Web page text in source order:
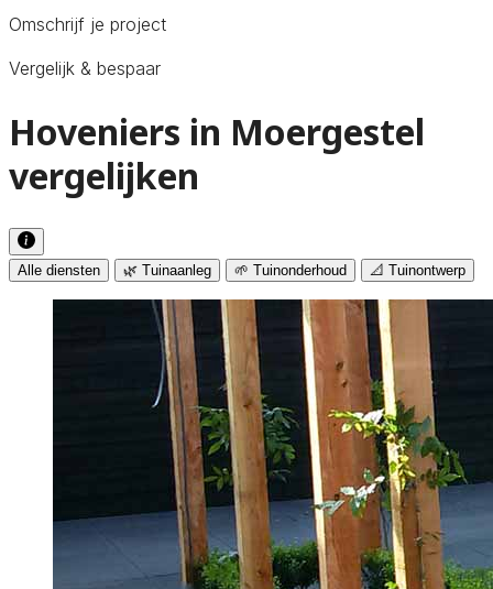
Omschrijf je project
Vergelijk & bespaar
Hoveniers in Moergestel
vergelijken
Alle diensten 🌿 Tuinaanleg 🌱 Tuinonderhoud 📐 Tuinontwerp